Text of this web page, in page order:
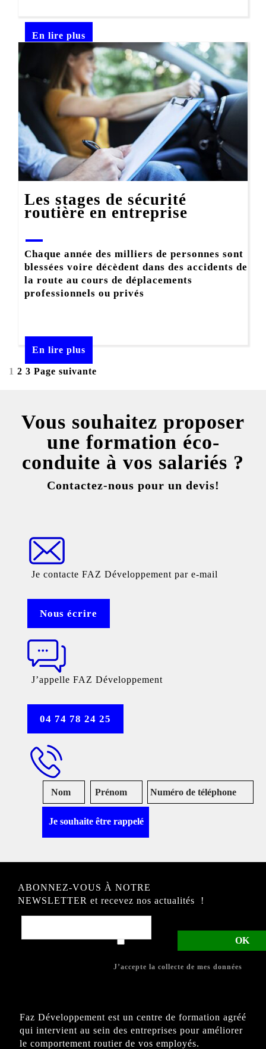
En lire plus
Les stages de sécurité
routière en entreprise
Chaque année des milliers de personnes sont
blessées voire décèdent dans des accidents de
la route au cours de déplacements
professionnels ou privés
En lire plus
PAGINATION
Page
1 Page
2 Page
3 Page suivante
Vous souhaitez proposer
une formation éco-
conduite à vos salariés ?
Contactez-nous pour un devis!
Je contacte FAZ Développement par e-mail
Nous écrire
J’appelle FAZ Développement
04 74 78 24 25
ABONNEZ-VOUS À NOTRE
NEWSLETTER et recevez nos actualités !
J’accepte la collecte de mes données
Faz Développement est un centre de formation agréé
qui intervient au sein des entreprises pour améliorer
le comportement routier de vos employés.